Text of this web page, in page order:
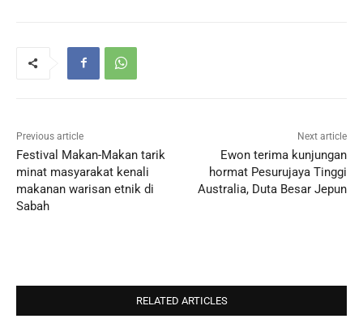
Previous article
Festival Makan-Makan tarik
minat masyarakat kenali
makanan warisan etnik di
Sabah
Next article
Ewon terima kunjungan
hormat Pesurujaya Tinggi
Australia, Duta Besar Jepun
RELATED ARTICLES